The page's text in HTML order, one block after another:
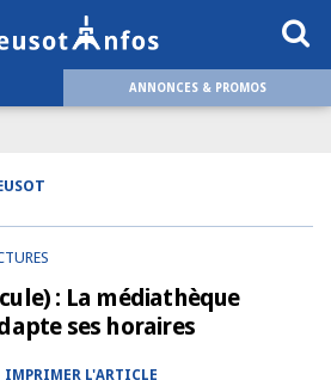
ANNONCES & PROMOS
: La médiathèque
ses horaires
IMPRIMER L'ARTICLE